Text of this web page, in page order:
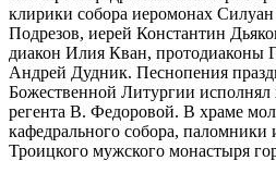
клирики собора иеромонах
Подрезов, иерей Константин
диакон Илия Кван, протодиаконы
Андрей Дудник. Песнопения
Божественной Литургии исполнял
регента В. Федоровой. В храме
кафедрального собора, паломники
Троицкого мужского монастыря